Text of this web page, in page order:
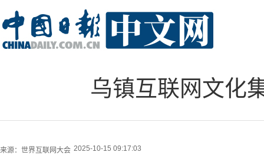
乌镇互联网文化
来源： 世界互联网大会 2025-10-15 09:17:03